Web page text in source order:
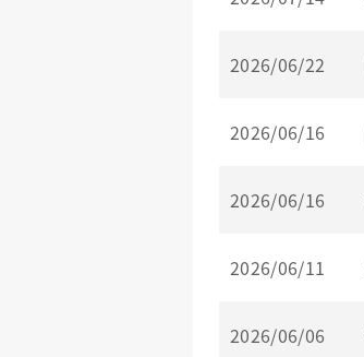
2026/06/22
2026/06/16
2026/06/16
2026/06/11
2026/06/06